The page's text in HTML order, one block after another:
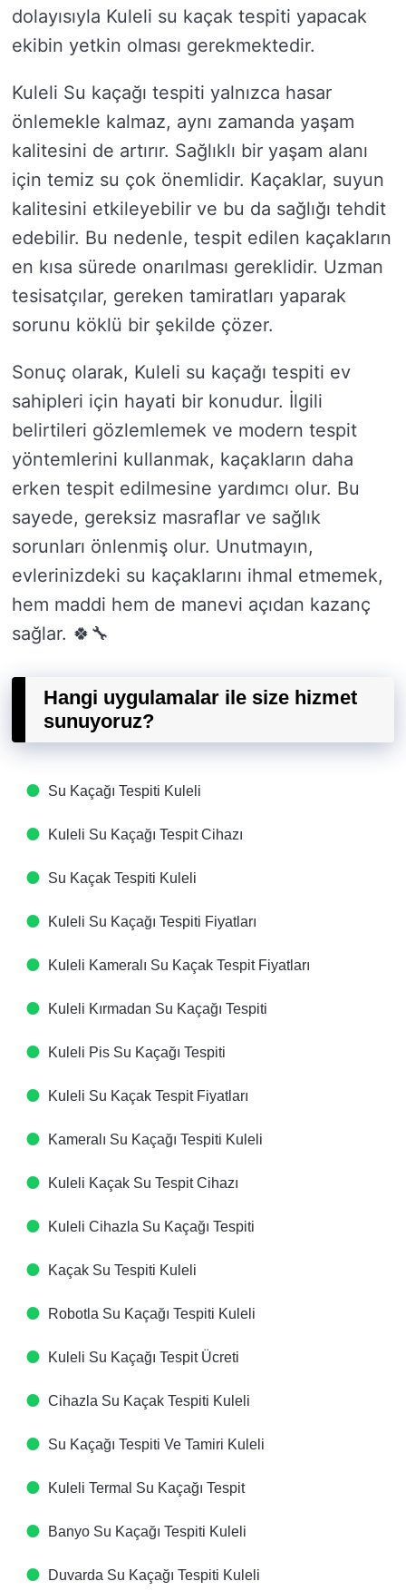
dolayısıyla Kuleli su kaçak tespiti yapacak
ekibin yetkin olması gerekmektedir.
Kuleli Su kaçağı tespiti yalnızca hasar
önlemekle kalmaz, aynı zamanda yaşam
kalitesini de artırır. Sağlıklı bir yaşam alanı
için temiz su çok önemlidir. Kaçaklar, suyun
kalitesini etkileyebilir ve bu da sağlığı tehdit
edebilir. Bu nedenle, tespit edilen kaçakların
en kısa sürede onarılması gereklidir. Uzman
tesisatçılar, gereken tamiratları yaparak
sorunu köklü bir şekilde çözer.
Sonuç olarak, Kuleli su kaçağı tespiti ev
sahipleri için hayati bir konudur. İlgili
belirtileri gözlemlemek ve modern tespit
yöntemlerini kullanmak, kaçakların daha
erken tespit edilmesine yardımcı olur. Bu
sayede, gereksiz masraflar ve sağlık
sorunları önlenmiş olur. Unutmayın,
evlerinizdeki su kaçaklarını ihmal etmemek,
hem maddi hem de manevi açıdan kazanç
sağlar. 🍀🔧
Hangi uygulamalar ile size hizmet
sunuyoruz?
Su Kaçağı Tespiti​ Kuleli
Kuleli Su Kaçağı Tespit Cihazı​
Su Kaçak Tespiti​ Kuleli
Kuleli Su Kaçağı Tespiti Fiyatları​
Kuleli Kameralı Su Kaçak Tespit Fiyatları​
Kuleli Kırmadan Su Kaçağı Tespiti​
Kuleli Pis Su Kaçağı Tespiti​
Kuleli Su Kaçak Tespit Fiyatları​
Kameralı Su Kaçağı Tespiti​ Kuleli
Kuleli Kaçak Su Tespit Cihazı​
Kuleli Cihazla Su Kaçağı Tespiti​
Kaçak Su Tespiti​ Kuleli
Robotla Su Kaçağı Tespiti​ Kuleli
Kuleli Su Kaçağı Tespit Ücreti​
Cihazla Su Kaçak Tespiti​ Kuleli
Su Kaçağı Tespiti Ve Tamiri​ Kuleli
Kuleli Termal Su Kaçağı Tespit ​
Banyo Su Kaçağı Tespiti​ Kuleli
Duvarda Su Kaçağı Tespiti​ Kuleli